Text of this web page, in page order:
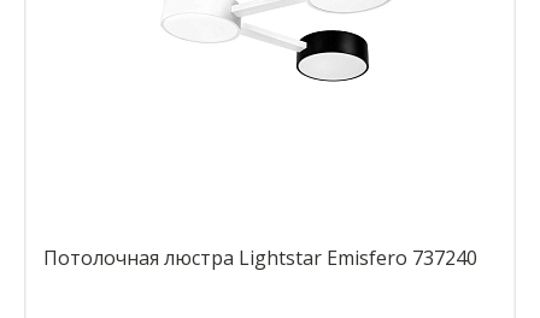
Потолочная люстра Lightstar Emisfero 737240